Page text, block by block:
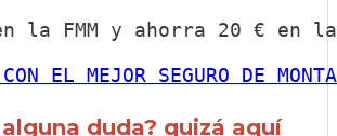
la FMM y ahorra 20 €
CON EL MEJOR SEGURO DE
duda? quizá aquí